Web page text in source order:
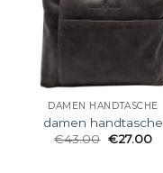
DAMEN HANDTASCHE
damen handtasche
€43.00 €27.00